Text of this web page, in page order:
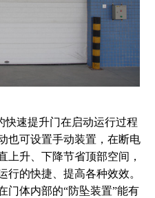
速提升门在启动运行过程
也可设置手动装置，在断电
上升、下降节省顶部空间，
行的快捷、提高各种效效。
门体内部的“防坠装置”能有